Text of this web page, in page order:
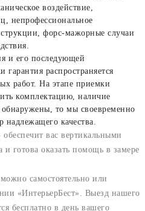
воздействие,
непрофессиональное
форс-мажорные случаи
и его последующей
гарантия распространяется
работ. На этапе приемки
комплектацию, наличие
то мы своевременно
качества.
вас вертикальными
и готова оказать помощь в замере
самостоятельно или
«ИнтерьерБест». Выезд нашего
бесплатно в день вашего